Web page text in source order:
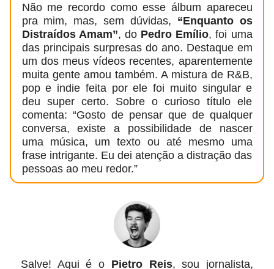
Não me recordo como esse álbum apareceu
pra mim, mas, sem dúvidas, “Enquanto os
Distraídos Amam”, do Pedro Emílio, foi uma
das principais surpresas do ano. Destaque em
um dos meus vídeos recentes, aparentemente
muita gente amou também. A mistura de R&B,
pop e indie feita por ele foi muito singular e
deu super certo. Sobre o curioso título ele
comenta: “Gosto de pensar que de qualquer
conversa, existe a possibilidade de nascer
uma música, um texto ou até mesmo uma
frase intrigante. Eu dei atenção a distração das
pessoas ao meu redor.”
Salve! Aqui é o Pietro Reis, sou jornalista,